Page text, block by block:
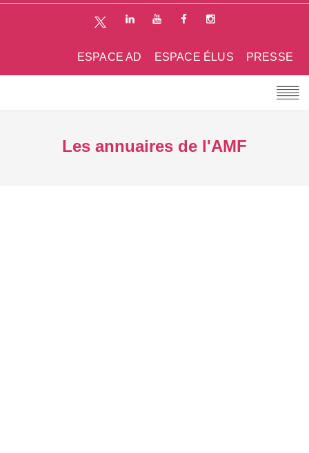
PRESSE
ESPACE ÉLUS
ESPACE AD
Les annuaires de l'AMF